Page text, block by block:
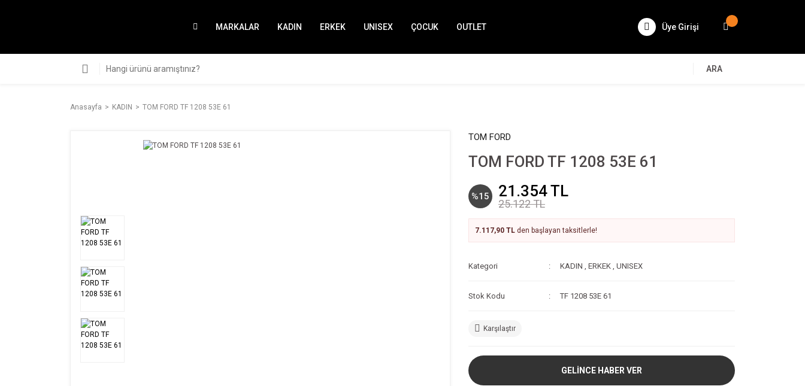
MARKALAR KADIN ERKEK UNISEX ÇOCUK OUTLET Üye Girişi
ARA
Anasayfa KADIN TOM FORD TF 1208 53E 61
TOM FORD
TOM FORD TF 1208 53E 61
%15 21.354 TL
25.122 TL
7.117,90 TL den başlayan taksitlerle!
Kategori KADIN , ERKEK , UNISEX
Stok Kodu TF 1208 53E 61
Karşılaştır
GELİNCE HABER VER